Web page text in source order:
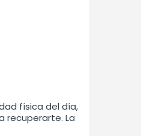
física del día,
recuperarte. La